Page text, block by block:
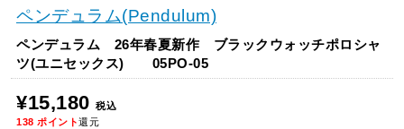
ペンデュラム(Pendulum)
ペンデュラム 26年春夏新作 ブラックウォッチポロシャ
ツ(ユニセックス) 05PO-05
¥15,180 税込
138 ポイント還元